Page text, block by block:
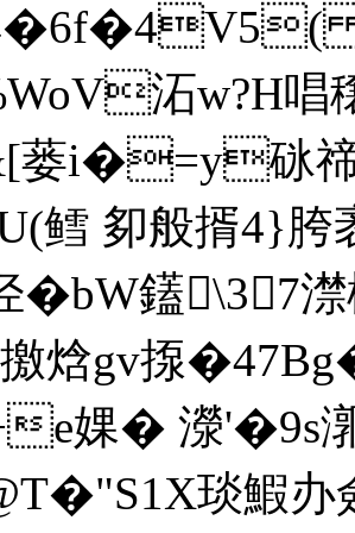
觯
沰w?H唱
蒌i�=y
卶般揟4}胯
� bW鑉
焓gv揼
婐� 濴'�9s漷
琰鰕办